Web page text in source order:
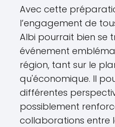
Avec cette
l’engagement de
Albi pourrait bien se
événement
région, tant sur le
qu'économique. Il
différentes
possiblement
collaborations entre